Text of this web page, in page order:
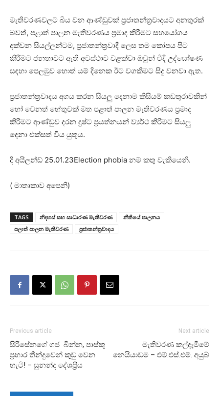
මැතිවරණවලට බිය වන ආණ්ඩුවක් ප්‍රජාතන්ත්‍රවාදයට අනතුරක්
බවත්, පළාත් පාලන මැතිවරණය ප්‍රමාද කිරීමට සහයෝගය
දක්වන සියල්ලන්ටම, ප්‍රජාතන්ත්‍රවාදී ලෙස තම කෝපය පිට
කිරීමට ජනතාව‌ට ඇති අවස්ථාව වළක්වා ඔවුන් වීදි උද්ඝෝෂණ
සඳහා පෙලඹුව හොත් යම් දිනෙක ඊට වගකීමට සිදු වනවා ඇත.
ප්‍රජාතන්ත්‍රවාදය අගය කරන සියලු දෙනාම කිසියම් කඩතුරාවකින්
හෝ වෙනත් හේතුවක් මත පළාත් පාලන මැතිවරණය ප්‍රමාද
කිරීමට ආණ්ඩුව දරන දුෂ්ට ප්‍රයත්නයන් ව්‍යර්ථ කිරීමට සියලු
දෙනා එක්සත් විය යුතුය.
දි අයිලන්ඩ් 25.01.23Election phobia නම් කතු වැකියෙනි.
( මාතෘකාව අපෙනි)
TAGS නිදහස් සහ සාධාරණ මැතිවරණ
නීතියේ පාලනය
පලාත් පාලන මැතිවරණ
ප්‍රජාතන්ත්‍රවාදය
Previous article
සිරිසේනගේ ගජ බින්න, පාස්කු
ප්‍රහාර තීන්දුවෙන් කුඩු වෙන
හැටි! – සුනන්ද දේශප්‍රිය
Next article
මැතිවරණ කල්දැමීමේ
නෙයියාඩම – එම්.එස්.එම්. අයුබ්